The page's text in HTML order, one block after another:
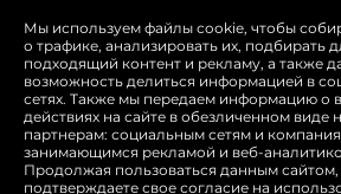
Политика конфиденциальности
Switch to English
Мы используем файлы cookie, чтобы
о трафике, анализировать их, подбирать
подходящий контент и рекламу, а также
возможность делиться информацией в
сетях. Также мы передаем информацию о
действиях на сайте в обезличенном виде
партнерам: социальным сетям и
занимающимся рекламой и веб-
Продолжая пользоваться данным
подтверждаете свое согласие на